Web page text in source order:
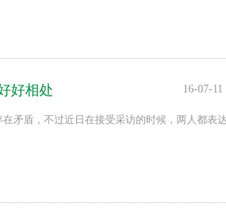
16-07-11
好相处
矛盾，不过近日在接受采访的时候，两人都表达